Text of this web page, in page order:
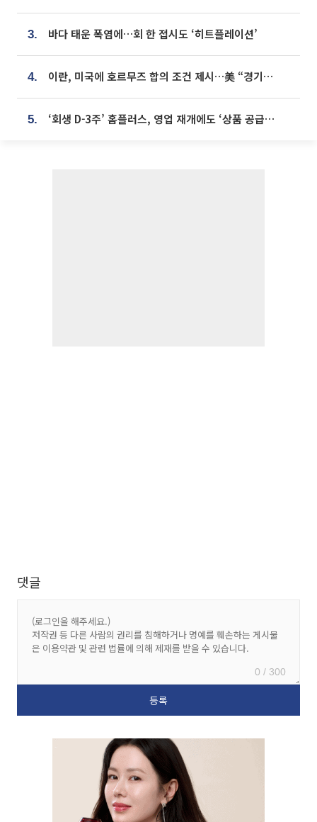
3. 바다 태운 폭염에…회 한 접시도 ‘히트플레이션’
4. 이란, 미국에 호르무즈 합의 조건 제시…美 “경기 아직 안 끝나” [종합]
5. ‘회생 D-3주’ 홈플러스, 영업 재개에도 ‘상품 공급망’ 복구가 생존 관건
댓글
0 / 300